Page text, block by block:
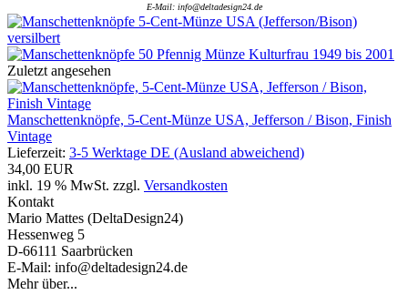
E-Mail: info@deltadesign24.de
Zuletzt angesehen
Manschettenknöpfe, 5-Cent-Münze USA, Jefferson / Bison, Finish
Vintage
Lieferzeit: 3-5 Werktage DE (Ausland abweichend)
34,00 EUR
inkl. 19 % MwSt. zzgl. Versandkosten
Kontakt
Mario Mattes (DeltaDesign24)
Hessenweg 5
D-66111 Saarbrücken
E-Mail: info@deltadesign24.de
Mehr über...